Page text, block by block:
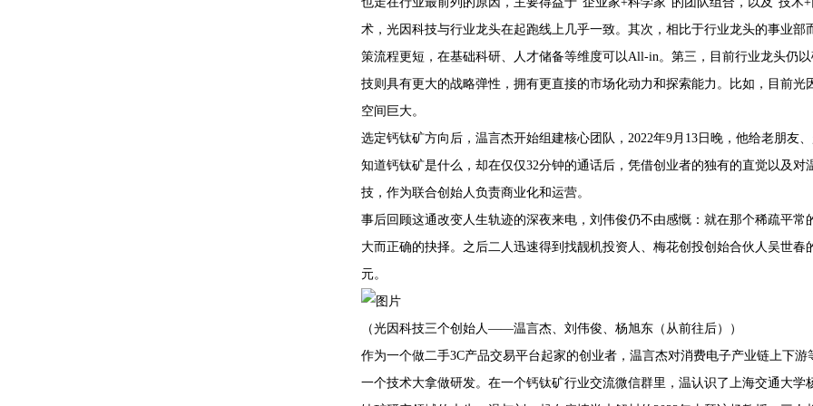
术，光因科技与行业龙头在起跑线上几乎一致。其次，相比于行业龙头的事业
策流程更短，在基础科研、人才储备等维度可以All-in。第三，目前行业龙头仍
技则具有更大的战略弹性，拥有更直接的市场化动力和探索能力。比如，目前
空间巨大。
选定钙钛矿方向后，温言杰开始组建核心团队，2022年9月13日晚，他给老朋友
知道钙钛矿是什么，却在仅仅32分钟的通话后，凭借创业者的独有的直觉以及
技，作为联合创始人负责商业化和运营。
事后回顾这通改变人生轨迹的深夜来电，刘伟俊仍不由感慨：就在那个稀疏平
大而正确的抉择。之后二人迅速得到找靓机投资人、梅花创投创始合伙人吴世
元。
（光因科技三个创始人——温言杰、刘伟俊、杨旭东（从前往后））
作为一个做二手3C产品交易平台起家的创业者，温言杰对消费电子产业链上下
一个技术大拿做研发。在一个钙钛矿行业交流微信群里，温认识了上海交通大